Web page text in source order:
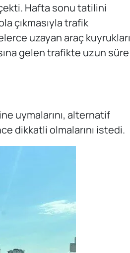
Hafta sonu tatilini
çıkmasıyla trafik
uzayan araç kuyrukları
gelen trafikte uzun süre
uymalarını, alternatif
dikkatli olmalarını istedi.